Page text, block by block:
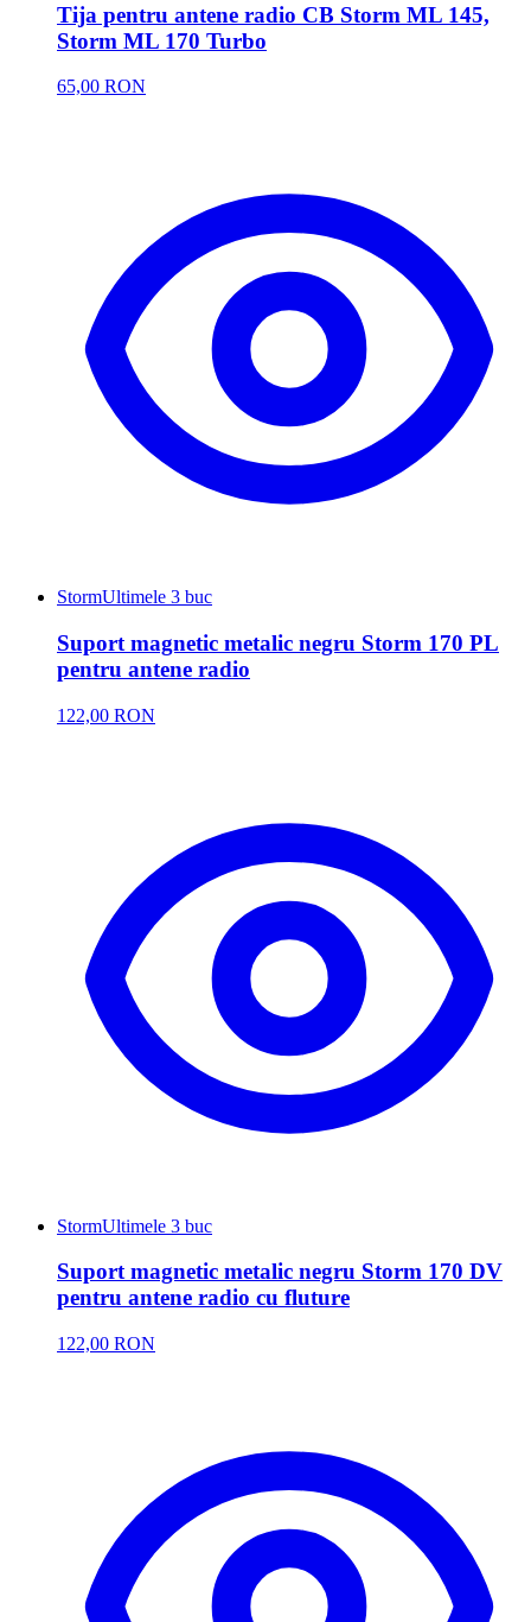
Tija pentru antene radio CB Storm ML 145,
Storm ML 170 Turbo
65,00 RON
StormUltimele 3 buc
Suport magnetic metalic negru Storm 170 PL
pentru antene radio
122,00 RON
StormUltimele 3 buc
Suport magnetic metalic negru Storm 170 DV
pentru antene radio cu fluture
122,00 RON